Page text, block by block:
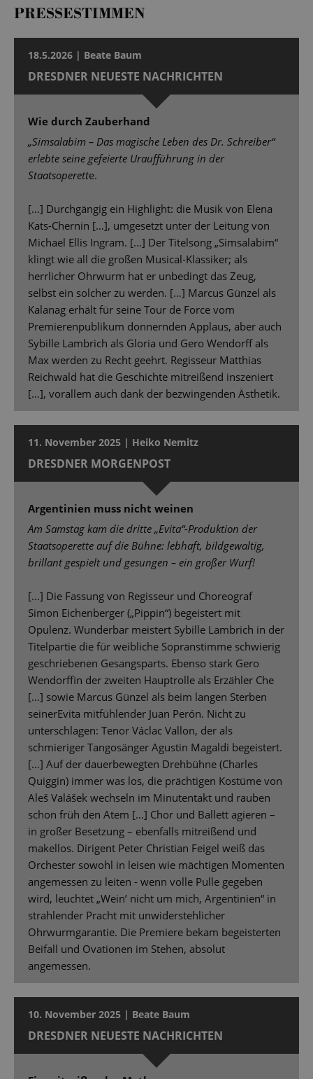
PRESSESTIMMEN
18.5.2026 | Beate Baum
DRESDNER NEUESTE NACHRICHTEN
Wie durch Zauberhand
„Simsalabim – Das magische Leben des Dr. Schreiber“
erlebte seine gefeierte Uraufführung in der
Staatsoperette.
[…] Durchgängig ein Highlight: die Musik von Elena
Kats-Chernin […], umgesetzt unter der Leitung von
Michael Ellis Ingram. […] Der Titelsong „Simsalabim“
klingt wie all die großen Musical-Klassiker; als
herrlicher Ohrwurm hat er unbedingt das Zeug,
selbst ein solcher zu werden. […] Marcus Günzel als
Kalanag erhält für seine Tour de Force vom
Premierenpublikum donnernden Applaus, aber auch
Sybille Lambrich als Gloria und Gero Wendorff als
Max werden zu Recht geehrt. Regisseur Matthias
Reichwald hat die Geschichte mitreißend inszeniert
[…], vorallem auch dank der bezwingenden Ästhetik.
11. November 2025 | Heiko Nemitz
DRESDNER MORGENPOST
Argentinien muss nicht weinen
Am Samstag kam die dritte „Evita“-Produktion der
Staatsoperette auf die Bühne: lebhaft, bildgewaltig,
brillant gespielt und gesungen – ein großer Wurf!
[...] Die Fassung von Regisseur und Choreograf
Simon Eichenberger („Pippin“) begeistert mit
Opulenz. Wunderbar meistert Sybille Lambrich in der
Titelpartie die für weibliche Sopranstimme schwierig
geschriebenen Gesangsparts. Ebenso stark Gero
Wendorffin der zweiten Hauptrolle als Erzähler Che
[…] sowie Marcus Günzel als beim langen Sterben
seinerEvita mitfühlender Juan Perón. Nicht zu
unterschlagen: Tenor Václac Vallon, der als
schmieriger Tangosänger Agustin Magaldi begeistert.
[…] Auf der dauerbewegten Drehbühne (Charles
Quiggin) immer was los, die prächtigen Kostüme von
Aleš Valášek wechseln im Minutentakt und rauben
schon früh den Atem […] Chor und Ballett agieren –
in großer Besetzung – ebenfalls mitreißend und
makellos. Dirigent Peter Christian Feigel weiß das
Orchester sowohl in leisen wie mächtigen Momenten
angemessen zu leiten - wenn volle Pulle gegeben
wird, leuchtet „Wein’ nicht um mich, Argentinien“ in
strahlender Pracht mit unwiderstehlicher
Ohrwurmgarantie. Die Premiere bekam begeisterten
Beifall und Ovationen im Stehen, absolut
angemessen.
10. November 2025 | Beate Baum
DRESDNER NEUESTE NACHRICHTEN